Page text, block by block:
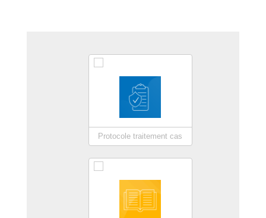
Protocole traitement cas